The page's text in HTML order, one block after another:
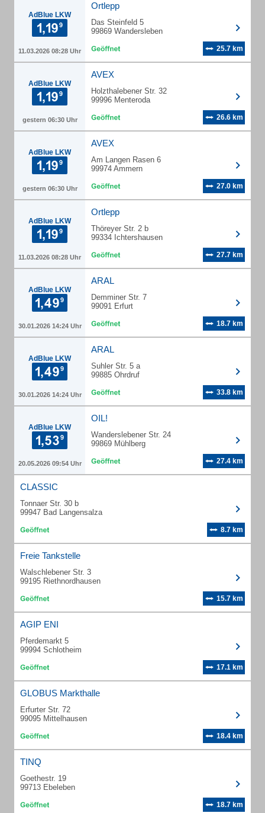
AdBlue LKW
11.03.2026 08:28 Uhr
Ortlepp
Das Steinfeld 5
99869 Wandersleben
25.7 km
AdBlue LKW
gestern 06:30 Uhr
AVEX
Holzthalebener Str. 32
99996 Menteroda
26.6 km
AdBlue LKW
gestern 06:30 Uhr
AVEX
Am Langen Rasen 6
99974 Ammern
27.0 km
AdBlue LKW
11.03.2026 08:28 Uhr
Ortlepp
Thöreyer Str. 2 b
99334 Ichtershausen
27.7 km
AdBlue LKW
30.01.2026 14:24 Uhr
ARAL
Demminer Str. 7
99091 Erfurt
18.7 km
AdBlue LKW
30.01.2026 14:24 Uhr
ARAL
Suhler Str. 5 a
99885 Ohrdruf
33.8 km
AdBlue LKW
20.05.2026 09:54 Uhr
OIL!
Wanderslebener Str. 24
99869 Mühlberg
27.4 km
CLASSIC
Tonnaer Str. 30 b
99947 Bad Langensalza
8.7 km
Freie Tankstelle
Walschlebener Str. 3
99195 Riethnordhausen
15.7 km
AGIP ENI
Pferdemarkt 5
99994 Schlotheim
17.1 km
GLOBUS Markthalle
Erfurter Str. 72
99095 Mittelhausen
18.4 km
TINQ
Goethestr. 19
99713 Ebeleben
18.7 km